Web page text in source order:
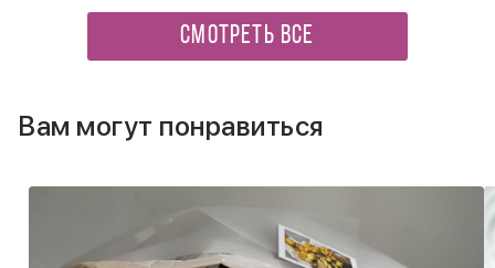
СМОТРЕТЬ ВСЕ
Вам могут понравиться